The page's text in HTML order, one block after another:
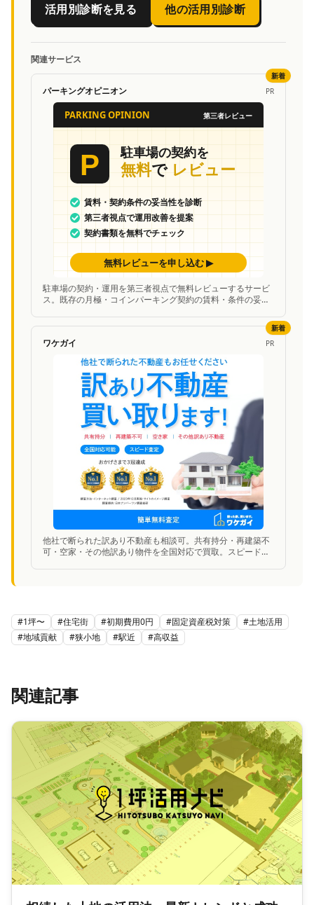
活用別診断を見る 他の活用別診断
関連サービス
パーキングオピニオン PR
駐車場の契約・運用を第三者視点で無料レビューするサービ
ス。既存の月極・コインパーキング契約の賃料・条件の妥当
新着
ワケガイ PR
他社で断られた訳あり不動産も相談可。共有持分・再建築不
可・空家・その他訳あり物件を全国対応で買取。スピード査
新着
#1坪〜 #住宅街 #初期費用0円 #固定資産税対策 #土地活用
#地域貢献 #狭小地 #駅近 #高収益
関連記事